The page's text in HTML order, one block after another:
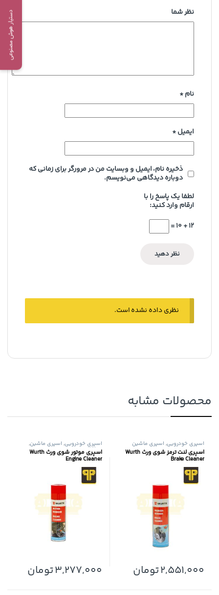
نظر شما
نام*
ایمیل*
ذخیره نام، ایمیل و وبسایت من در مرورگر برای زمانی که
دوباره دیدگاهی می‌نویسم.
لطفا یک پاسخ را با
ارقام وارد کنید:
12 + 10 =
نظری داده نشده است.
محصولات مشابه
اسپری خودرویی, اسپری ماشین
اسپری لنت ترمز شوی ورث Wurth
Brake Cleaner
2,551,000تومان
اسپری خودرویی, اسپری ماشین,
محافظ موتور اسپری موتور شوی ورث Wurth
Engine Cleaner
3,277,000تومان
دستیار هوش مصنوعی